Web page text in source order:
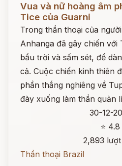
Vua và nữ hoàng âm
Tice của Guarni
Trong thần thoại của
Anhanga đã gây chiến với
bầu trời và sấm sét, để
cả. Cuộc chiến kinh thiên
phần thắng nghiêng về
đày xuống làm thần quản
30-12-
⭐ 4.8
2,893
Thần thoại Brazil